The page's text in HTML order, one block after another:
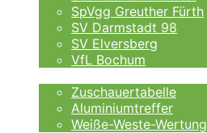
SpVgg Greuther Fürth
SV Darmstadt 98
SV Elversberg
VfL Bochum
Zuschauertabelle
Aluminiumtreffer
Weiße-Weste-Wertung